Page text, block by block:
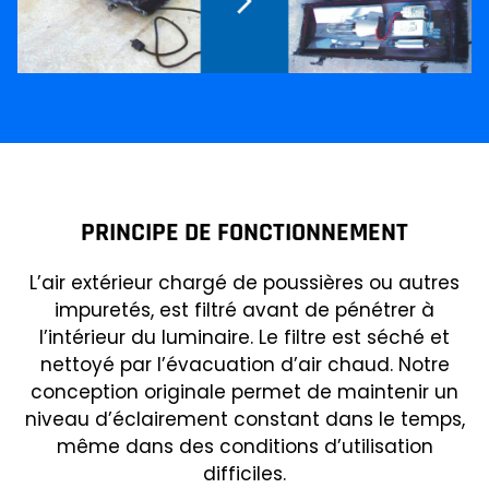
PRINCIPE DE FONCTIONNEMENT
L’air extérieur chargé de poussières ou autres
impuretés, est filtré avant de pénétrer à
l’intérieur du luminaire. Le filtre est séché et
nettoyé par l’évacuation d’air chaud. Notre
conception originale permet de maintenir un
niveau d’éclairement constant dans le temps,
même dans des conditions d’utilisation
difficiles.